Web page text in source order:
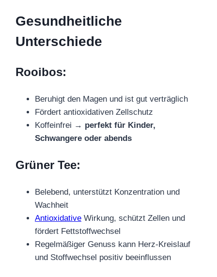
Gesundheitliche
Unterschiede
Rooibos:
Beruhigt den Magen und ist gut verträglich
Fördert antioxidativen Zellschutz
Koffeinfrei → perfekt für Kinder,
Schwangere oder abends
Grüner Tee:
Belebend, unterstützt Konzentration und
Wachheit
Antioxidative Wirkung, schützt Zellen und
fördert Fettstoffwechsel
Regelmäßiger Genuss kann Herz-Kreislauf
und Stoffwechsel positiv beeinflussen